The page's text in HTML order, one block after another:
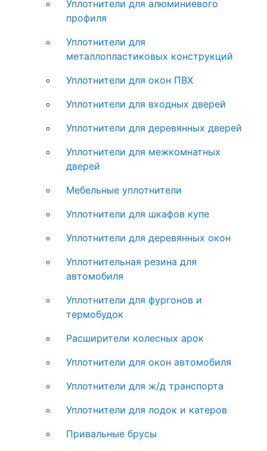
Уплотнители для алюминиевого
профиля
Уплотнители для
металлопластиковых конструкций
Уплотнители для окон ПВХ
Уплотнители для входных дверей
Уплотнители для деревянных дверей
Уплотнители для межкомнатных
дверей
Мебельные уплотнители
Уплотнители для шкафов купе
Уплотнители для деревянных окон
Уплотнительная резина для
автомобиля
Уплотнители для фургонов и
термобудок
Расширители колесных арок
Уплотнители для окон автомобиля
Уплотнители для ж/д транспорта
Уплотнители для лодок и катеров
Привальные брусы